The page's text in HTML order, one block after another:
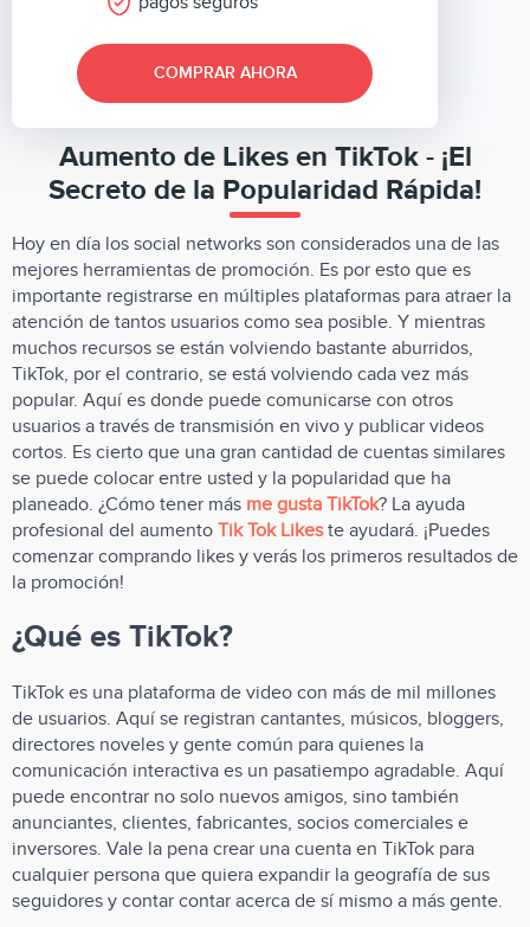
COMPRAR AHORA
Aumento de Likes en TikTok - ¡El
Secreto de la Popularidad Rápida!
Hoy en día los social networks son considerados una de las
mejores herramientas de promoción. Es por esto que es
importante registrarse en múltiples plataformas para atraer la
atención de tantos usuarios como sea posible. Y mientras
muchos recursos se están volviendo bastante aburridos,
TikTok, por el contrario, se está volviendo cada vez más
popular. Aquí es donde puede comunicarse con otros
usuarios a través de transmisión en vivo y publicar videos
cortos. Es cierto que una gran cantidad de cuentas similares
se puede colocar entre usted y la popularidad que ha
planeado. ¿Cómo tener más me gusta TikTok? La ayuda
profesional del aumento Tik Tok Likeste ayudará. ¡Puedes
comenzar comprando likes y verás los primeros resultados de
la promoción!
¿Qué es TikTok?
TikTok es una plataforma de video con más de mil millones
de usuarios. Aquí se registran cantantes, músicos, bloggers,
directores noveles y gente común para quienes la
comunicación interactiva es un pasatiempo agradable. Aquí
puede encontrar no solo nuevos amigos, sino también
anunciantes, clientes, fabricantes, socios comerciales e
inversores. Vale la pena crear una cuenta en TikTok para
cualquier persona que quiera expandir la geografía de sus
seguidores y contar contar acerca de sí mismo a más gente.